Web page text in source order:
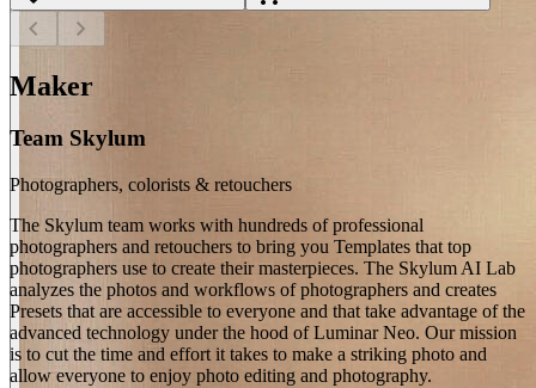
chevron_left chevron_right
Maker
Team Skylum
Photographers, colorists & retouchers
The Skylum team works with hundreds of professional
photographers and retouchers to bring you Templates that top
photographers use to create their masterpieces. The Skylum AI Lab
analyzes the photos and workflows of photographers and creates
Presets that are accessible to everyone and that take advantage of the
advanced technology under the hood of Luminar Neo. Our mission
is to cut the time and effort it takes to make a striking photo and
allow everyone to enjoy photo editing and photography.